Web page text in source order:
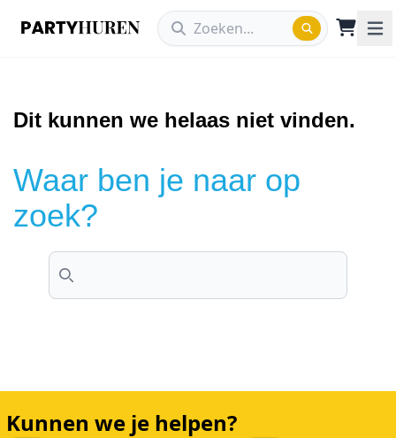
Dit kunnen we helaas niet vinden.
Waar ben je naar op
zoek?
Search
Kunnen we je helpen?